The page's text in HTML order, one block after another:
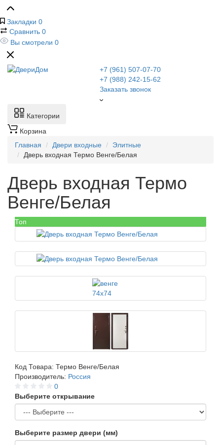
Закладки 0
Сравнить 0
Вы смотрели 0
+7 (961) 507-07-70
+7 (988) 242-15-62
Заказать звонок
Категории
Корзина
Главная
Двери входные
Элитные
Дверь входная Термо Венге/Белая
Дверь входная Термо
Венге/Белая
Топ
Код Товара: Термо Венге/Белая
Производитель: Россия
0
Выберите открывание
Выберите размер двери (мм)